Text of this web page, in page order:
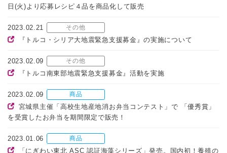
日(火)より応募レシピ４品を商品化して販売
2023.02.21 その他
『トルコ・シリア大地震緊急支援募金』の実施について
2023.02.09 その他
『トルコ南東部地震緊急支援募金』活動を実施
2023.02.09 商品
宮城県主催「高校生地産地消お弁当コンテスト」で 「優秀賞」
を受賞したお弁当を期間限定で販売！
2023.01.06 商品
「にぎわい東北 ASC 認証海藻シリーズ」発売。国内初！養殖の